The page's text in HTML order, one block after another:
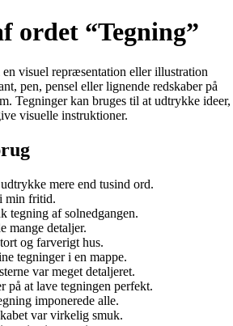
ordet “Tegning”
visuel repræsentation eller illustration
pen, pensel eller lignende redskaber på
Tegninger kan bruges til at udtrykke ideer,
visuelle instruktioner.
mere end tusind ord.
min fritid.
tegning af solnedgangen.
mange detaljer.
og farverigt hus.
tegninger i en mappe.
var meget detaljeret.
på at lave tegningen perfekt.
imponerede alle.
var virkelig smuk.